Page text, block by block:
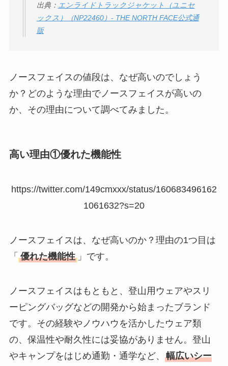
クレ・ド・ポー ボー
たまごっちみーつは
なぜ高い？なぜ人
気？安く買える方法
い？高すぎる？人気
方法も解説！
出典： エンライドトラックジャケット（ユニセ
ックス）（NP22460）- THE NORTH FACE公式通
販
ノースフェイスの値段は、なぜ高いのでしょう
か？どのような理由でノースフェイスが高いの
か、その理由について調べてみました。
高い理由①優れた機能性
https://twitter.com/149cmxxx/status/160683496162
1061632?s=20
ノースフェイスは、なぜ高いのか？理由の1つ目は
「 優れた機能性 」です。
ノースフェイスはもともと、登山用ウェアやスリ
ーピングバッグなどの開発から始まったブランド
です。その経験やノウハウを活かしたウェア類
の、保温性や耐久性には妥協がありません。登山
やキャンプをはじめ通勤・通学など、 幅広いシー